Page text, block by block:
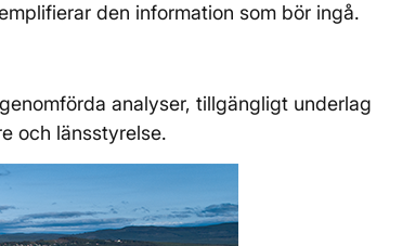
den information som bör ingå.
analyser, tillgängligt underlag
och länsstyrelse.